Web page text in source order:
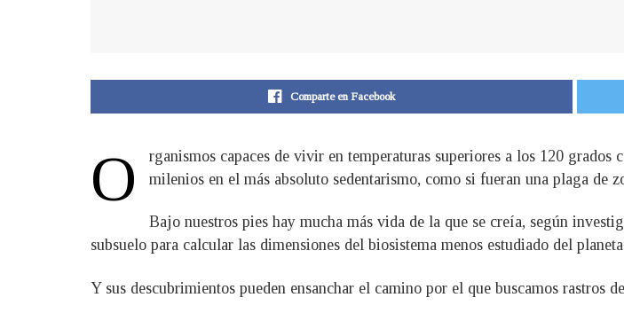
Comparte en Facebook
O
rganismos capaces de vivir en temperaturas superiores a los 120
milenios en el más absoluto sedentarismo, como si fueran una plaga de
Bajo nuestros pies hay mucha más vida de la que se creía, según
subsuelo para calcular las dimensiones del biosistema menos estudiado del
Y sus descubrimientos pueden ensanchar el camino por el que buscamos rastros